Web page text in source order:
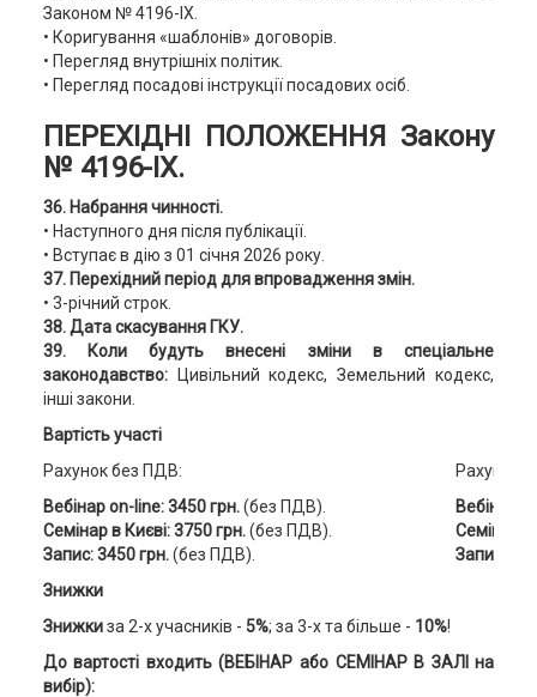
Законом № 4196-ІХ.
• Коригування «шаблонів» договорів.
• Перегляд внутрішніх політик.
• Перегляд посадові інструкції посадових осіб.
ПЕРЕХІДНІ ПОЛОЖЕННЯ Закону
№ 4196-IX.
36. Набрання чинності.
• Наступного дня після публікації.
• Вступає в дію з 01 січня 2026 року.
37. Перехідний період для впровадження змін.
• 3-річний строк.
38. Дата скасування ГКУ.
39. Коли будуть внесені зміни в спеціальне
законодавство: Цивільний кодекс, Земельний кодекс,
інші закони.
Вартість участі
Рахунок без ПДВ:
Вебінар on-line: 3450 грн.(без ПДВ).
Семінар в Києві: 3750 грн.(без ПДВ).
Запис: 3450 грн.(без ПДВ).
Рахунок
Вебінар
Семінар в
Запис:
Знижки
Знижкиза 2-х учасників - 5%; за 3-х та більше - 10%!
До вартості входить (ВЕБІНАР або СЕМІНАР В ЗАЛІ на
вибір):